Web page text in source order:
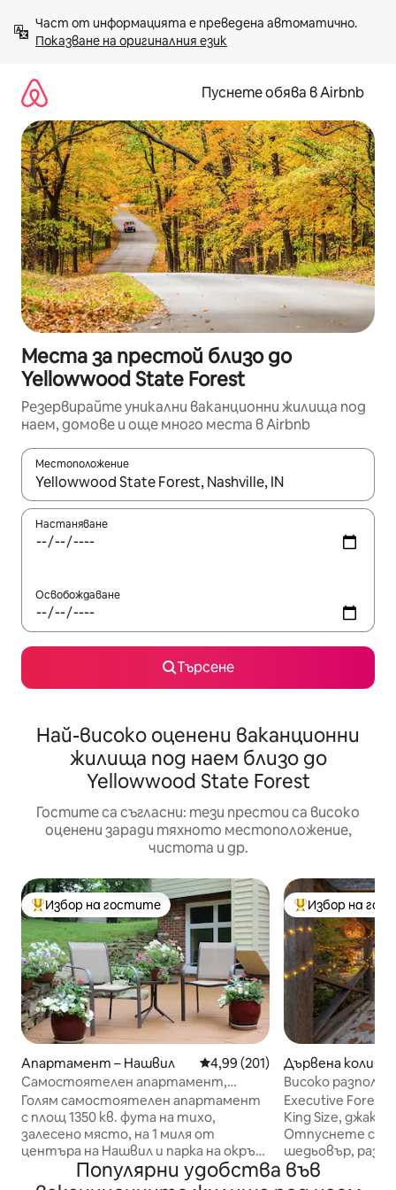
към
съдържанието
Показване на оригиналния език
Пуснете обява в Airbnb
Места за престой близо до
Yellowwood State Forest
Резервирайте уникални ваканционни жилища под
наем, домове и още много места в Airbnb
Местоположение
Когато резултатите се покажат, използвайте
Настаняване
Освобождаване
Търсене
Най-високо оценени ваканционни
жилища под наем близо до
Yellowwood State Forest
Гостите са съгласни: тези престои са високо
оценени заради тяхното местоположение,
чистота и др.
Най-популярен избор на гостите
Избор на гостите
Апартамент – Нашвил Средна оценка: 4,99 от 5,
4,99 (201)
Самостоятелен апартамент,
4 спални, 1 миля до центъра и парка
Голям самостоятелен апартамент
с площ 1350 кв. фута на тихо,
залесено място, на 1 миля от
центъра на Нашвил и парка на окръг
Браун. 3 легла „queen size“ (едното е
скрито легло, за да има 2 отделни
Най-популярен
Избор на
Дървена колиба
Високо
Уединение с
2 суперголеми
Executive Forest
King Size,
Отпуснете се
шедьовър,
гористи акра.
Популярни удобства във